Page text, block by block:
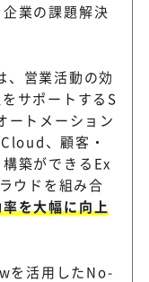
企業の課題解決
営業活動の効
サポートするS
トメーション
、顧客・
築ができるEx
ウドを組み合
を大幅に向上
を活用したNo-